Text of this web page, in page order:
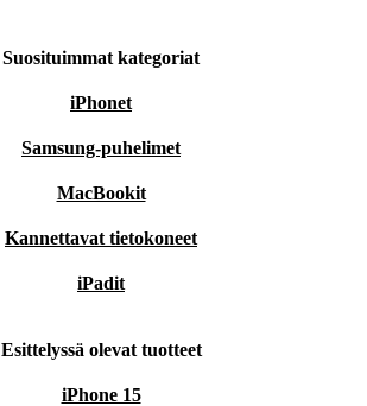
Suosituimmat kategoriat
iPhonet
Samsung-puhelimet
MacBookit
Kannettavat tietokoneet
iPadit
Esittelyssä olevat tuotteet
iPhone 15